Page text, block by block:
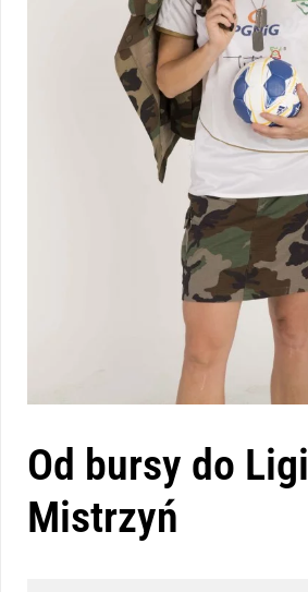
Od bursy do Ligi
Mistrzyń